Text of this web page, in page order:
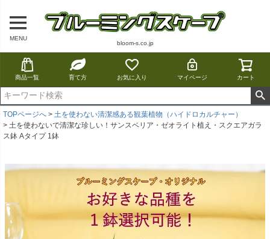
MENU
bloom-s.co.jp
商品一覧 育て方 お気に入り マイページ カート
TOPページへ
土を使わない清潔感ある観葉植物（ハイドロカルチャー）
土を使わないで清潔な珍しい！サンスベリア・ゼオライト植え・スクエアガラ
ス鉢 Aタイプ 1鉢